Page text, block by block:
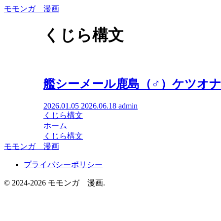
モモンガ 漫画
くじら構文
艦シーメール鹿島（♂）ケツオ
2026.01.05 2026.06.18 admin
くじら構文
ホーム
くじら構文
モモンガ 漫画
プライバシーポリシー
© 2024-2026 モモンガ 漫画.